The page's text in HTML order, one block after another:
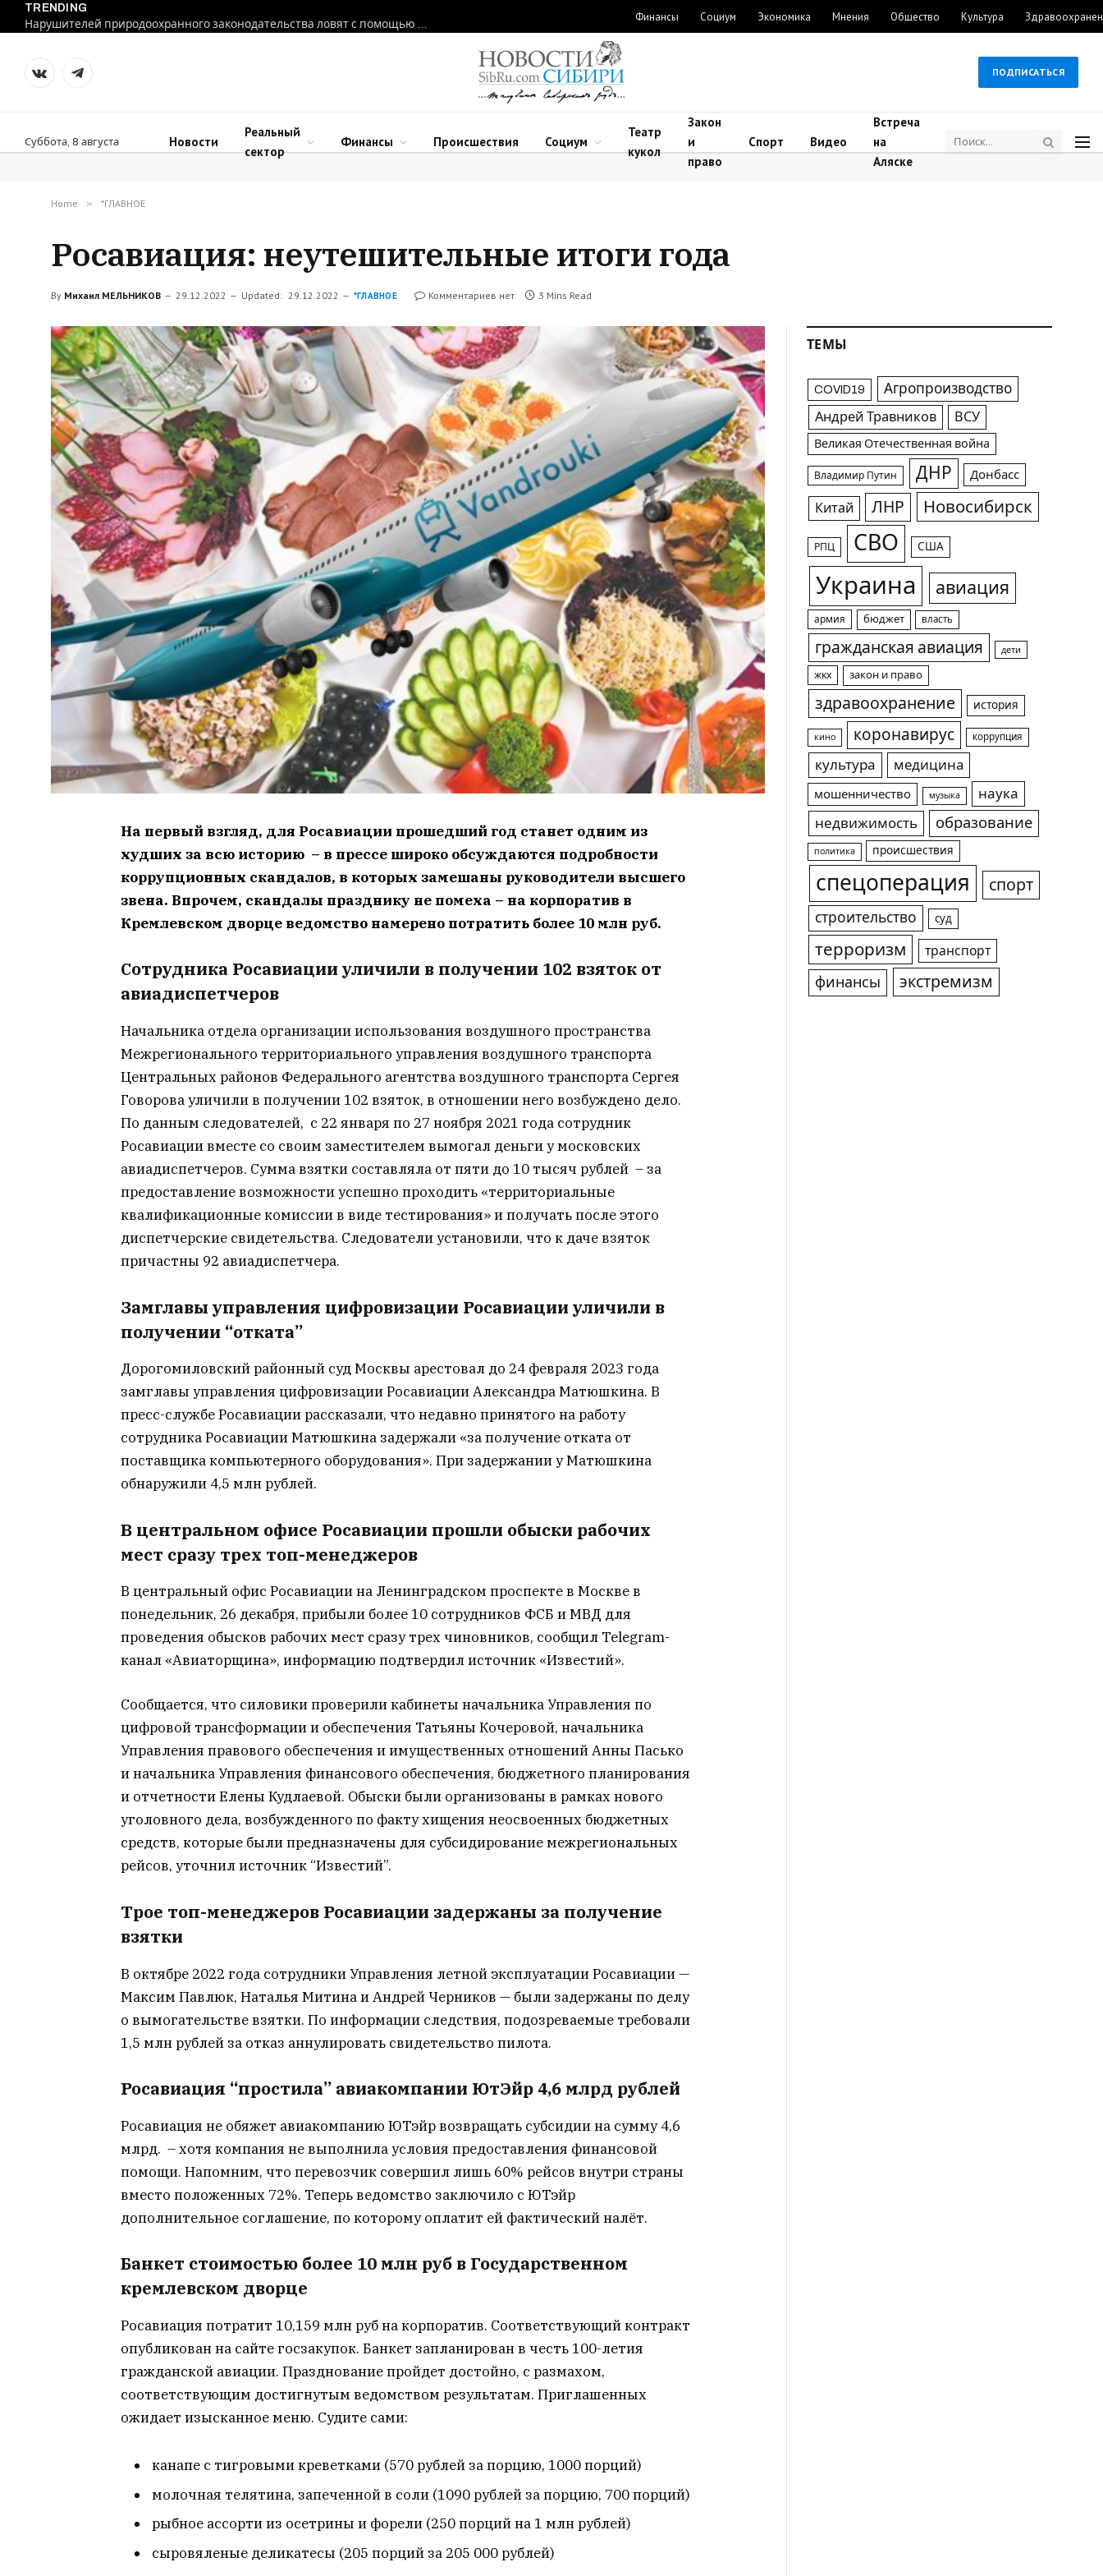
TRENDING
Нарушителей природоохранного законодательства ловят с помощью дронов в Новосибирской области
Финансы Социум Экономика Мнения Общество Культура
VKontakteTelegram
ПОДПИСАТЬСЯ
Суббота, 8 августа Новости
Реальный
сектор
Финансы Происшествия Социум
Театр
кукол
Закон
и
право
Спорт Видео
Встреча
на
Аляске
Home » *ГЛАВНОЕ
Росавиация: неутешительные итоги года
By Михаил МЕЛЬНИКОВ 29.12.2022 Updated: 29.12.2022 *ГЛАВНОЕ Комментариев нет 3 Mins Read
На первый взгляд, для Росавиации прошедший год станет одним из
худших за всю историю – в прессе широко обсуждаются подробности
коррупционных скандалов, в которых замешаны руководители высшего
звена. Впрочем, скандалы празднику не помеха – на корпоратив в
Кремлевском дворце ведомство намерено потратить более 10 млн руб.
Сотрудника Росавиации уличили в получении 102 взяток от
авиадиспетчеров
Начальника отдела организации использования воздушного пространства
Межрегионального территориального управления воздушного транспорта
Центральных районов Федерального агентства воздушного транспорта Сергея
Говорова уличили в получении 102 взяток, в отношении него возбуждено дело.
По данным следователей, с 22 января по 27 ноября 2021 года сотрудник
Росавиации вместе со своим заместителем вымогал деньги у московских
авиадиспетчеров. Сумма взятки составляла от пяти до 10 тысяч рублей – за
предоставление возможности успешно проходить «территориальные
квалификационные комиссии в виде тестирования» и получать после этого
диспетчерские свидетельства. Следователи установили, что к даче взяток
причастны 92 авиадиспетчера.
Замглавы управления цифровизации Росавиации уличили в
получении “отката”
Дорогомиловский районный суд Москвы арестовал до 24 февраля 2023 года
замглавы управления цифровизации Росавиации Александра Матюшкина. В
пресс-службе Росавиации рассказали, что недавно принятого на работу
сотрудника Росавиации Матюшкина задержали «за получение отката от
поставщика компьютерного оборудования». При задержании у Матюшкина
обнаружили 4,5 млн рублей.
В центральном офисе Росавиации прошли обыски рабочих
мест сразу трех топ-менеджеров
В центральный офис Росавиации на Ленинградском проспекте в Москве в
понедельник, 26 декабря, прибыли более 10 сотрудников ФСБ и МВД для
проведения обысков рабочих мест сразу трех чиновников, сообщил Telegram-
канал «Авиаторщина», информацию подтвердил источник «Известий».
Сообщается, что силовики проверили кабинеты начальника Управления по
цифровой трансформации и обеспечения Татьяны Кочеровой, начальника
Управления правового обеспечения и имущественных отношений Анны Пасько
и начальника Управления финансового обеспечения, бюджетного планирования
и отчетности Елены Кудлаевой. Обыски были организованы в рамках нового
уголовного дела, возбужденного по факту хищения неосвоенных бюджетных
средств, которые были предназначены для субсидирование межрегиональных
рейсов, уточнил источник “Известий”.
Трое топ-менеджеров Росавиации задержаны за получение
взятки
В октябре 2022 года сотрудники Управления летной эксплуатации Росавиации —
Максим Павлюк, Наталья Митина и Андрей Черников — были задержаны по делу
о вымогательстве взятки. По информации следствия, подозреваемые требовали
1,5 млн рублей за отказ аннулировать свидетельство пилота.
Росавиация “простила” авиакомпании ЮтЭйр 4,6 млрд рублей
Росавиация не обяжет авиакомпанию ЮТэйр возвращать субсидии на сумму 4,6
млрд. – хотя компания не выполнила условия предоставления финансовой
помощи. Напомним, что перевозчик совершил лишь 60% рейсов внутри страны
вместо положенных 72%. Теперь ведомство заключило с ЮТэйр
дополнительное соглашение, по которому оплатит ей фактический налёт.
Банкет стоимостью более 10 млн руб в Государственном
кремлевском дворце
Росавиация потратит 10,159 млн руб на корпоратив. Соответствующий контракт
опубликован на сайте госзакупок. Банкет запланирован в честь 100-летия
гражданской авиации. Празднование пройдет достойно, с размахом,
соответствующим достигнутым ведомством результатам. Приглашенных
ожидает изысканное меню. Судите сами:
канапе с тигровыми креветками (570 рублей за порцию, 1000 порций)
молочная телятина, запеченной в соли (1090 рублей за порцию, 700 порций)
рыбное ассорти из осетрины и форели (250 порций на 1 млн рублей)
сыровяленые деликатесы (205 порций за 205 000 рублей)
ТЕМЫ
COVID19 Агропроизводство
Андрей Травников ВСУ
Великая Отечественная война
Владимир Путин ДНР Донбасс
Китай ЛНР Новосибирск
РПЦ СВО США
Украина авиация
армия бюджет власть
гражданская авиация дети
жкх закон и право
здравоохранение история
кино коронавирус коррупция
культура медицина
мошенничество музыка
наука
недвижимость
образование
политика происшествия
спецоперация спорт
строительство суд
терроризм транспорт
финансы экстремизм